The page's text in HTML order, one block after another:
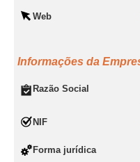
Web
Informações da
Razão Social
NIF
Forma jurídica